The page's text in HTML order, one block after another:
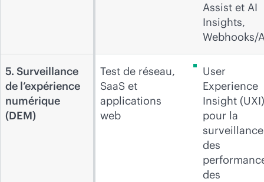
Assist et AI
Insights,
Webhooks/
5. Surveillance
de l’expérience
numérique
(DEM)
Test de réseau,
SaaS et
applications
web
User
Experience
Insight (UXI)
pour la
surveillance
des
des